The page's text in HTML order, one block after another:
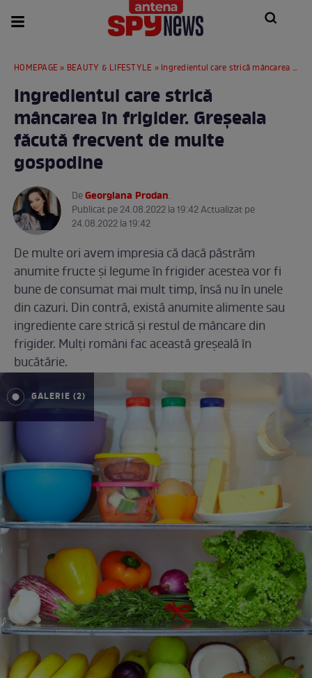
HOMEPAGE » BEAUTY & LIFESTYLE » Ingredientul care strică mâncarea în frigider. Greșeala făcută frecvent de multe gospodine
Ingredientul care strică
mâncarea în frigider. Greșeala
făcută frecvent de multe
gospodine
DeGeorgiana Prodan.
Publicat pe 24.08.2022 la 19:42 Actualizat pe
24.08.2022 la 19:42
De multe ori avem impresia că dacă păstrăm
anumite fructe și legume în frigider acestea vor fi
bune de consumat mai mult timp, însă nu în unele
din cazuri. Din contră, există anumite alimente sau
ingrediente care strică și restul de mâncare din
frigider. Mulți români fac această greșeală în
bucătărie.
GALERIE (2)